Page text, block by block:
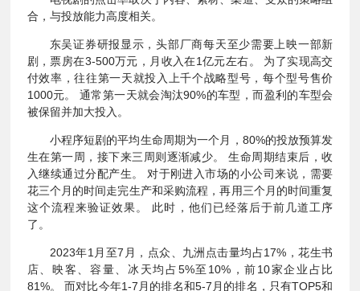
合，与投放能力高度相关。
东吴证券研报显示，头部厂商每天至少需要上映一部新
剧，票房在3-500万元，月收入在1亿元左右。 为了实现高交
付效率，往往第一天就投入上千个战略型号，每个型号售价
1000元。 通常第一天就会淘汰90%的车型，而盈利的车型会
被保留并加大投入。
小程序短剧的平均生命周期为一个月，80%的投放预算发
生在第一周，接下来三周则逐渐减少。 生命周期结束后，收
入继续通过分配产生。 对于刚进入市场的小公司来说，需要
花三个月的时间走完生产和采购流程，再用三个月的时间重复
这个流程来验证效果。 此时，他们已经落后于前几道工序
了。
2023年1月至7月，点众、九洲点击量均占17%，花生书
店、映客、容量、冰天均占5%至10%，前10家企业占比
81%。 而对比今年1-7月的排名和5-7月的排名，只有TOP5和